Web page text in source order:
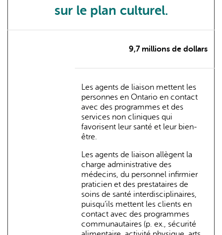
sur le plan culturel.
9,7 millions de dollars
Les agents de liaison mettent les
personnes en Ontario en contact
avec des programmes et des
services non cliniques qui
favorisent leur santé et leur bien-
être.
Les agents de liaison allègent la
charge administrative des
médecins, du personnel infirmier
praticien et des prestataires de
soins de santé interdisciplinaires,
puisqu’ils mettent les clients en
contact avec des programmes
communautaires (p. ex., sécurité